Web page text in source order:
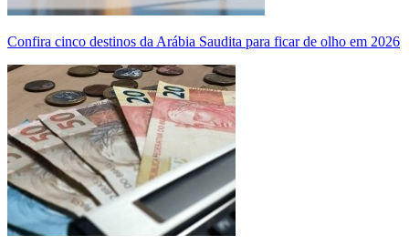
Confira cinco destinos da Arábia Saudita para ficar de olho em 2026